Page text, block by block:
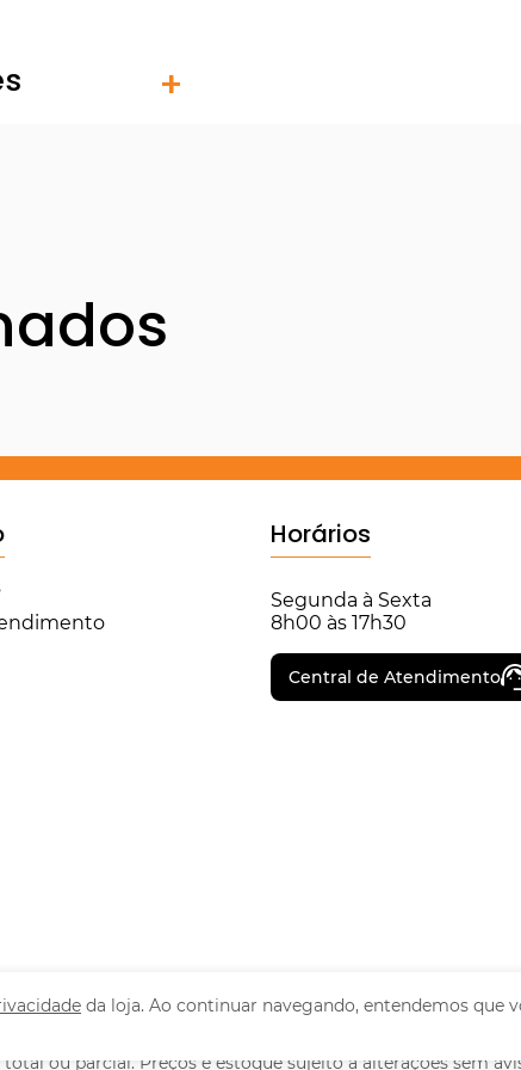
da loja. Ao continuar navegando, entendemos que
Horários
Segunda à Sexta
8h00 às 17h30
Central de Atendimento
ou parcial. Preços e estoque sujeito a alterações sem